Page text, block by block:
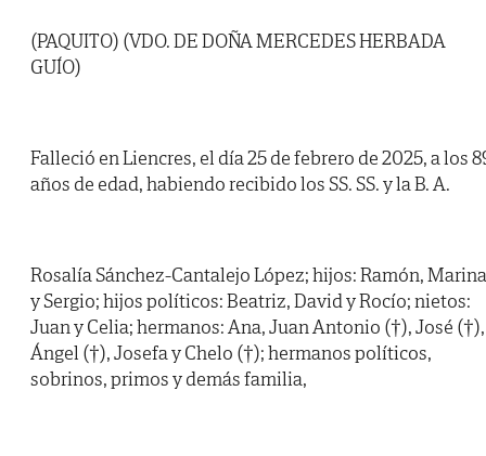
(PAQUITO) (VDO. DE DOÑA MERCEDES HERBADA
GUÍO)
Falleció en Liencres, el día 25 de febrero de 2025, a los
años de edad, habiendo recibido los SS. SS. y la B. A.
Rosalía Sánchez-Cantalejo López; hijos: Ramón, Marina
y Sergio; hijos políticos: Beatriz, David y Rocío; nietos:
Juan y Celia; hermanos: Ana, Juan Antonio (†), José (†),
Ángel (†), Josefa y Chelo (†); hermanos políticos,
sobrinos, primos y demás familia,